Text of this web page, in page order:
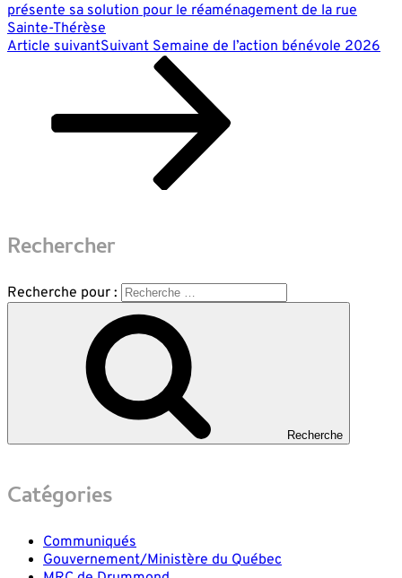
présente sa solution pour le réaménagement de la rue
Sainte-Thérèse
Article suivantSuivant Semaine de l’action bénévole 2026
Rechercher
Recherche pour :
Recherche
Catégories
Communiqués
Gouvernement/Ministère du Québec